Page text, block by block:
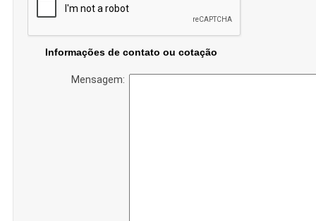
Informações de contato ou cotação
Mensagem: